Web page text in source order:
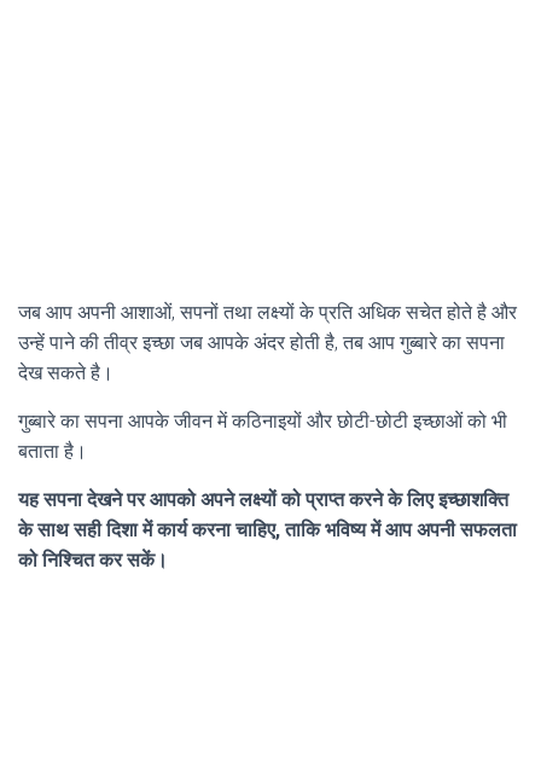
जब आप अपनी आशाओं, सपनों तथा लक्ष्यों के प्रति अधिक सचेत होते है और
उन्हें पाने की तीव्र इच्छा जब आपके अंदर होती है, तब आप गुब्बारे का सपना
देख सकते है।
गुब्बारे का सपना आपके जीवन में कठिनाइयों और छोटी-छोटी इच्छाओं को भी
बताता है।
यह सपना देखने पर आपको अपने लक्ष्यों को प्राप्त करने के लिए इच्छाशक्ति
के साथ सही दिशा में कार्य करना चाहिए, ताकि भविष्य में आप अपनी सफलता
को निश्चित कर सकें।